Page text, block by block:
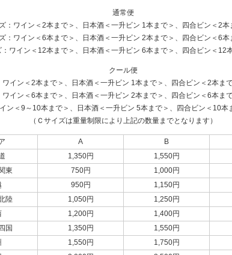
通常便
：ワイン＜2本まで＞、日本酒＜一升ビン 1本まで＞、四合ビン＜2
：ワイン＜6本まで＞、日本酒＜一升ビン 2本まで＞、四合ビン＜6
：ワイン＜12本まで＞、日本酒＜一升ビン 6本まで＞、四合ビン＜
クール便
ワイン＜2本まで＞、日本酒＜一升ビン 1本まで＞、四合ビン＜2本
ワイン＜6本まで＞、日本酒＜一升ビン 2本まで＞、四合ビン＜6本
ン＜9～10本まで＞、日本酒＜一升ビン 5本まで＞、四合ビン＜10
（Ｃサイズは重量制限により上記の数量までとなります）
A B
1,350円 1,550円
東
750円 1,000円
950円 1,150円
陸
1,050円 1,250円
1,200円 1,400円
国
1,350円 1,550円
1,550円 1,750円